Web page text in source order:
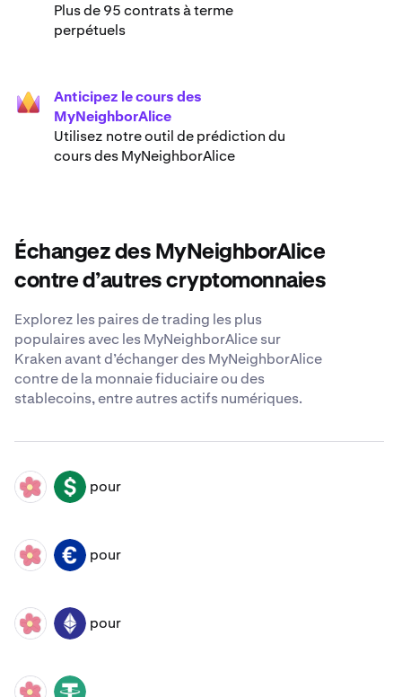
Plus de 95 contrats à terme
perpétuels
Anticipez le cours des
MyNeighborAlice
Utilisez notre outil de prédiction du
cours des MyNeighborAlice
Échangez des MyNeighborAlice
contre d’autres cryptomonnaies
Explorez les paires de trading les plus
populaires avec les MyNeighborAlice sur
Kraken avant d’échanger des MyNeighborAlice
contre de la monnaie fiduciaire ou des
stablecoins, entre autres actifs numériques.
ALICE USD pour
ALICE EUR pour
ALICE ETH pour
ALICE USDT